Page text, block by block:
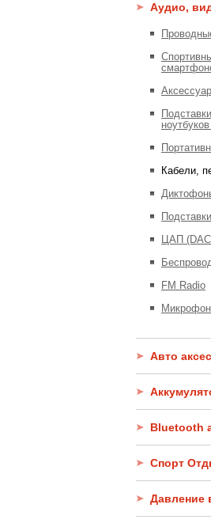
Аудио,
Кабели,
ЦАП
FM Radio
Авто
Bluetooth
Спорт
Давление